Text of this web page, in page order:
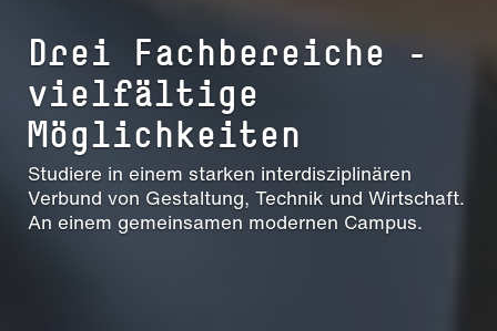
Drei Fach­be­reiche –
vielfältige
Möglichkeiten
Studiere in einem starken interdisziplinären
Verbund von Gestaltung, Technik und Wirtschaft.
An einem gemeinsamen modernen Campus.